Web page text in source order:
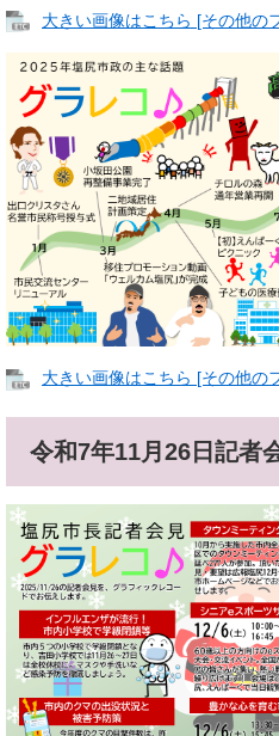
大きい画像はこちら [その他の
大きい画像はこちら [その他の
令和7年11月26日記者